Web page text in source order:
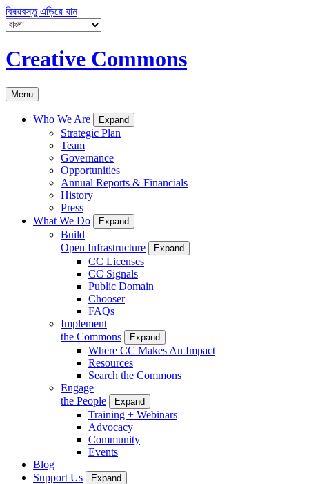
বিষয়বস্তু এড়িয়ে যান
Creative Commons
Menu
Who We Are Expand
Strategic Plan
Team
Governance
Opportunities
Annual Reports & Financials
History
Press
What We Do
Expand
Build
Open Infrastructure
Expand
CC Licenses
CC Signals
Public Domain
Chooser
FAQs
Implement
the Commons
Expand
Where CC Makes An Impact
Resources
Search the Commons
Engage
the People
Expand
Training + Webinars
Advocacy
Community
Events
Blog
Support Us
Expand